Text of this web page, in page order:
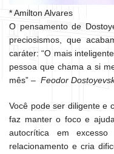
* Amilton Alvares
O pensamento de
preciosismos, que
caráter: “O mais
pessoa que chama a si
mês” – Feodor
Você pode ser diligente e
faz manter o foco e
autocrítica em excesso
relacionamento e cria